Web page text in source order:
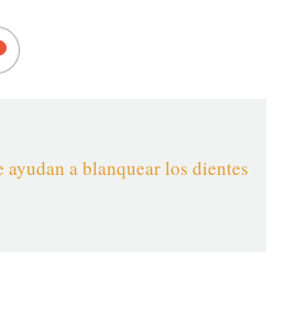
a blanquear los dientes